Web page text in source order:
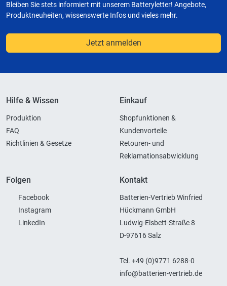
Bleiben Sie stets informiert mit unserem Batteryletter! Angebote,
Produktneuheiten, wissenswerte Infos und vieles mehr.
Jetzt anmelden
Hilfe & Wissen
Produktion
FAQ
Richtlinien & Gesetze
Einkauf
Shopfunktionen &
Kundenvorteile
Retouren- und
Reklamationsabwicklung
Folgen
Facebook
Instagram
LinkedIn
Kontakt
Batterien-Vertrieb Winfried
Hückmann GmbH
Ludwig-Elsbett-Straße 8
D-97616 Salz
Tel. +49 (0)9771 6288-0
info@batterien-vertrieb.de